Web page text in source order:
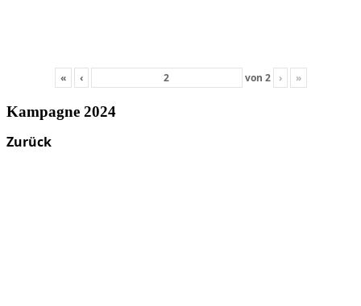
« ‹ von 2 › »
Kampagne 2024
Zurück